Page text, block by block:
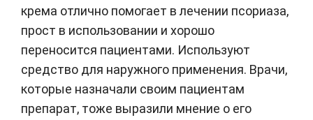
крема отлично помогает в лечении псориаза,
прост в использовании и хорошо
переносится пациентами. Используют
средство для наружного применения. Врачи,
которые назначали своим пациентам
препарат, тоже выразили мнение о его